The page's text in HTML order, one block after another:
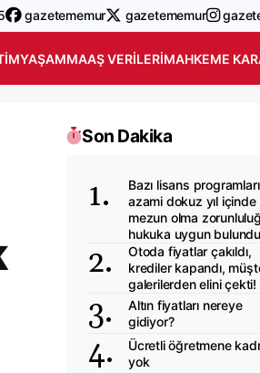
gazetememur gazetememur
YAŞAMMAAŞ VERILERIMAHKEME
Son Dakika
Bazı lisans
azami dokuz yıl içinde
mezun olma
hukuka uygun bulundu
Otoda fiyatlar çakıldı,
krediler kapandı,
galerilerden elini çekti!
Altın fiyatları nereye
gidiyor?
Ücretli öğretmene
yok